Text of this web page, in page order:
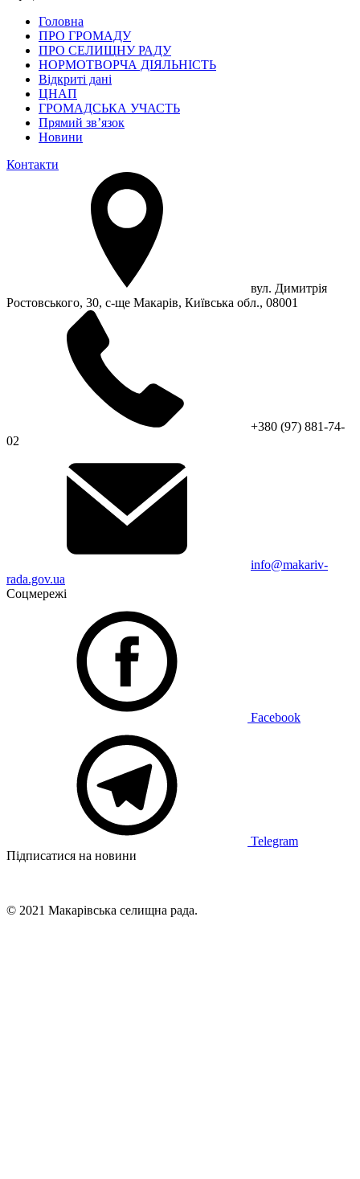
Головна
ПРО ГРОМАДУ
ПРО СЕЛИЩНУ РАДУ
НОРМОТВОРЧА ДІЯЛЬНІСТЬ
Відкриті дані
ЦНАП
ГРОМАДСЬКА УЧАСТЬ
Прямий зв’язок
Новини
Контакти
вул. Димитрія
Ростовського, 30, с-ще Макарів, Київська обл., 08001
+380 (97) 881-74-
02
info@makariv-
rada.gov.ua
Соцмережі
Facebook
Telegram
Підписатися на новини
© 2021 Макарівська селищна рада.